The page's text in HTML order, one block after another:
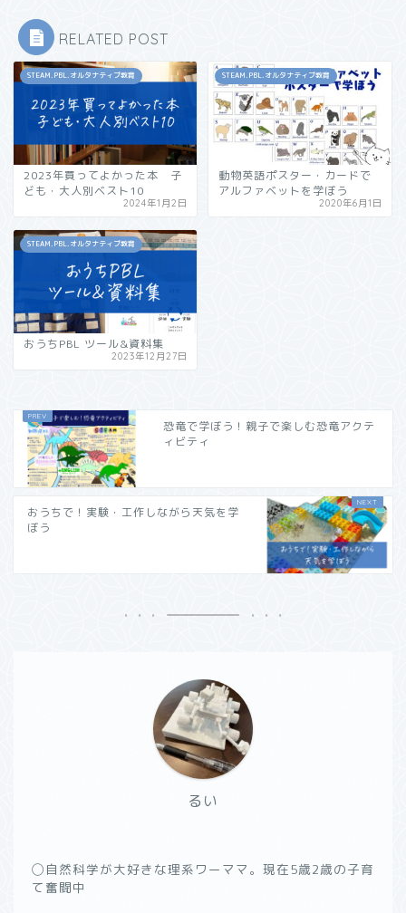
RELATED POST
STEAM.PBL.オルタナティブ教育
2023年買ってよかった本 子
ども・大人別ベスト10
2024年1月2日
STEAM.PBL.オルタナティブ教育
動物英語ポスター・カードで
アルファベットを学ぼう
2020年6月1日
STEAM.PBL.オルタナティブ教育
おうちPBL ツール&資料集
2023年12月27日
恐竜で学ぼう！親子で楽しむ恐竜アクテ
ィビティ
おうちで！実験・工作しながら天気を学
ぼう
るい
◯自然科学が大好きな理系ワーママ。現在5歳2歳の子育
て奮闘中